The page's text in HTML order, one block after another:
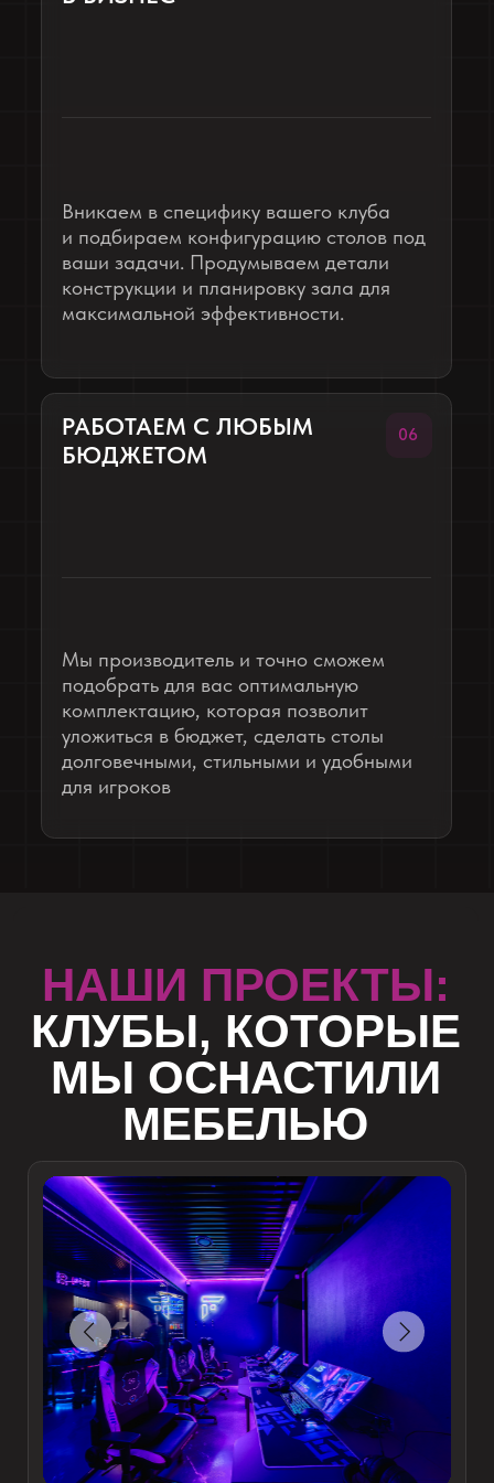
САНКТ-ПЕТЕРБУРГ
Game Back
24 стола 25 дней мебель под ключ
ИЗГОТОВИЛИ:
Стойка ресепшен
САНКТ-ПЕТЕРБУРГ
Data game
23 стола 14 дней столы и полки
ИЗГОТОВИЛИ:
Компьютерные столы
Полки для системных блоков
ЛУГАНСК
Unknown
16 дней столы и полки
Полки для системных блоков